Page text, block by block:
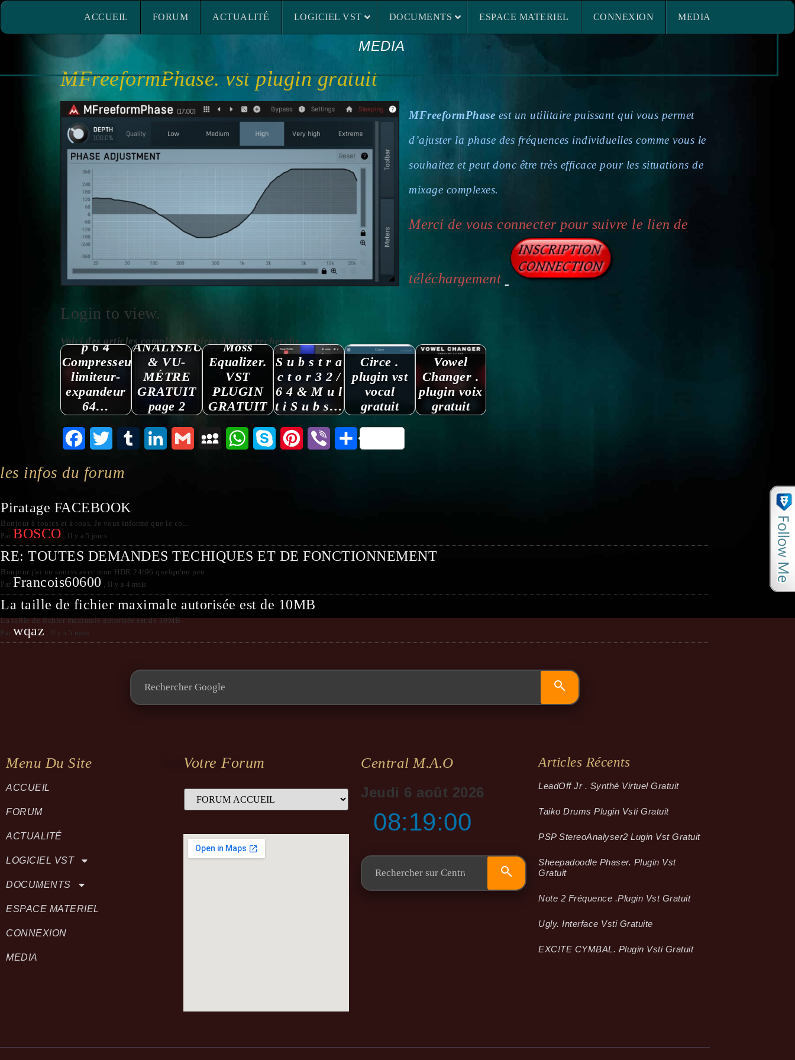
ACCUEIL FORUM ACTUALITÉ LOGICIEL VST DOCUMENTS ESPACE MATERIEL
CONNEXION
MEDIA
MFreeformPhase. vst plugin gratuit
MFreeformPhase est un utilitaire puissant qui vous permet
d’ajuster la phase des fréquences individuelles comme vous le
souhaitez et peut donc être très efficace pour les situations de
mixage complexes.
Merci de vous connecter pour suivre le lien de
téléchargement
Login to view.
Voici des articles complémentaires à votre recherche ...........:
p 6 4
Compresseur-
limiteur-
expandeur
64…
ANALYSEUR
& VU-
MÉTRE
GRATUIT
page 2
Moss
Equalizer.
VST
PLUGIN
GRATUIT
S u b s t r a
c t o r 3 2 /
6 4 & M u l
t i S u b s…
Circe .
plugin vst
vocal
gratuit
Vowel
Changer .
plugin voix
gratuit
FacebookTwitter Tumblr LinkedInGmail MySpaceWhatsAppSkype Pinterest Viber Partager
les infos du forum
Piratage FACEBOOK
Bonjour à toutes et à tous, Je vous informe que le co...
Par BOSCO , Il y a 5 jours
RE: TOUTES DEMANDES TECHIQUES ET DE FONCTIONNEMENT
Bonjour j'ai un soucis avec mon HDR 24/96 quelqu'un peu...
Par Francois60600 , Il y a 4 mois
La taille de fichier maximale autorisée est de 10MB
La taille de fichier maximale autorisée est de 10MB
Par wqaz , Il y a 5 mois
Menu Du Site
ACCUEIL
FORUM
ACTUALITÉ
LOGICIEL VST
DOCUMENTS
ESPACE MATERIEL
CONNEXION
MEDIA
Votre Forum
Central M.a.o
Jeudi 6 août 2026
08:19:01
Articles Récents
LeadOff Jr . Synthé Virtuel Gratuit
Taiko Drums Plugin Vsti Gratuit
PSP StereoAnalyser2 Lugin Vst Gratuit
Sheepadoodle Phaser. Plugin Vst
Gratuit
Note 2 Fréquence .plugin Vst Gratuit
Ugly. Interface Vsti Gratuite
EXC!TE CYMBAL. Plugin Vsti Gratuit
ACCUEIL FORUM ACTUALITÉ LOGICIEL VST DOCUMENTS ESPACE MATERIEL CONNEXION MEDIA